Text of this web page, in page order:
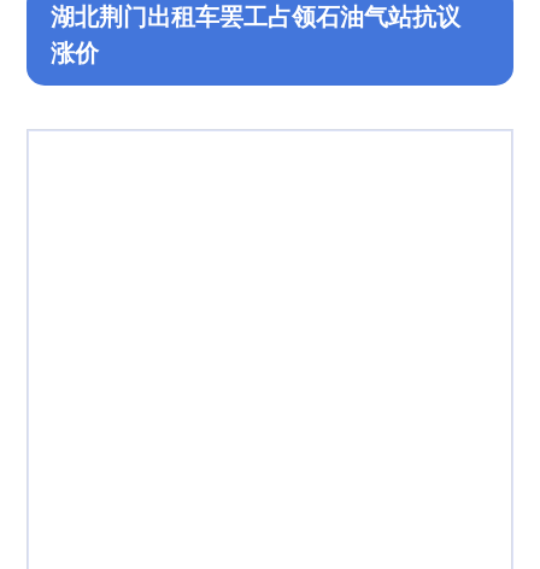
湖北荆门出租车罢工占领石油气站抗议
涨价